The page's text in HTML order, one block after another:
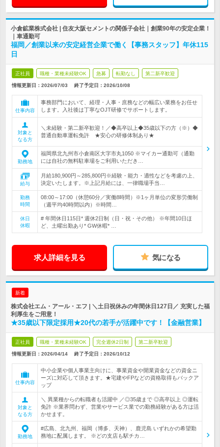
小倉鉱業株式会社 | 住友大阪セメントの関係子会社｜創業90年の安定企業！
｜車通勤可
福岡／創業以来の安定経営企業で働く【事務スタッフ】年休115
日
正社員 職種・業種未経験OK 急募 転勤なし 第二新卒歓迎
情報更新日：2026/07/03 終了予定日： 2026/10/08
仕事内容
事務部門において、経理・人事・庶務などの幅広い業務をお任せ
します。入社後は丁寧なOJT研修でサポートします。
対象と
なる方
＼未経験・第二新卒歓迎！／◆高卒以上◆35歳以下の方（※）◆
普通自動車運転免許 ★安心の研修体制あり★
勤務地
福岡県北九州市小倉南区大字市丸1050 ※マイカー通勤可（通勤
には自社の無料駐車場をご利用いただき…
給与
月給180,900円～285,800円※経験・能力・適性などを考慮の上、
決定いたします。※上記月給には、一律職場手当…
勤務
時間
08:00～17:00（休憩60分／実働8時間）※1ヶ月単位の変形労働制
（週平均40時間以内）※時間…
休日
休暇
# 年間休日115日* 週休2日制（日・祝・その他） ※年間10日ほ
ど、土曜出勤あり* GW休暇* …
求人詳細を見る 気になる
新着
株式会社エム・アール・エフ | ＼土日祝休みの年間休日127日／ 充実した福
利厚生をご用意！
★35歳以下限定採用★20代の若手が活躍中です！【金融営業】
正社員 職種・業種未経験OK 完全週休2日制 第二新卒歓迎
情報更新日：2026/04/14 終了予定日： 2026/10/12
仕事内容
中小企業や個人事業主向けに、事業資金や開業資金などの資金ニ
ーズに対応して頂きます。★宅建やFPなどの資格取得もバックア
ップ
対象と
なる方
＼ 異業種からの転職者も活躍中 ／◎35歳まで ◎高卒以上 ◎運転
免許 ※業界問わず、営業やサービス業での勤務経験がある方は活
かせます。
勤務地
#広島、北九州、福岡（博多、天神）、鹿児島 いずれかの希望勤
務地に配属します。 ※どの支店も駅チカ…